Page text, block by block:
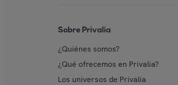
Sobre Privalia
¿Quiénes somos?
¿Qué ofrecemos en Privalia?
Los universos de Privalia